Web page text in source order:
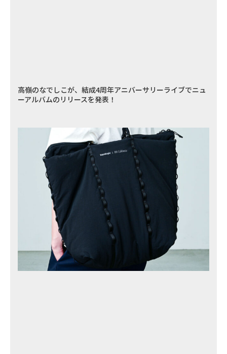
高嶺のなでしこが、結成4周年アニバーサリーライブでニュ
ーアルバムのリリースを発表！